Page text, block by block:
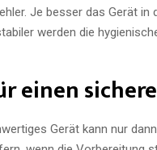
Je besser das Gerät in
werden die
einen
Gerät kann nur